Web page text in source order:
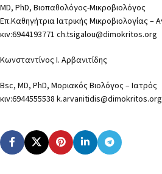
MD, PhD, Βιοπαθολόγος-Μικροβιολόγος
Επ.Καθηγήτρια Ιατρικής Μικροβιολογίας –
κιν:6944193771 ch.tsigalou@dimokritos.org
Κωνσταντίνος Ι. Αρβανιτίδης
Bsc, MD, PhD, Μοριακός Βιολόγος – Ιατρός
κιν:6944555538 k.arvanitidis@dimokritos.org